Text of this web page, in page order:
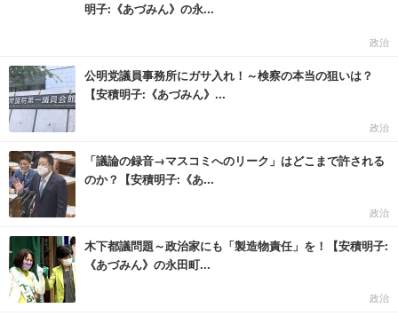
明子:《あづみん》の永...
政治
公明党議員事務所にガサ入れ！～検察の本当の狙いは？
【安積明子:《あづみん》...
政治
「議論の録音→マスコミへのリーク」はどこまで許される
のか？【安積明子:《あ...
政治
木下都議問題～政治家にも「製造物責任」を！【安積明子:
《あづみん》の永田町...
政治